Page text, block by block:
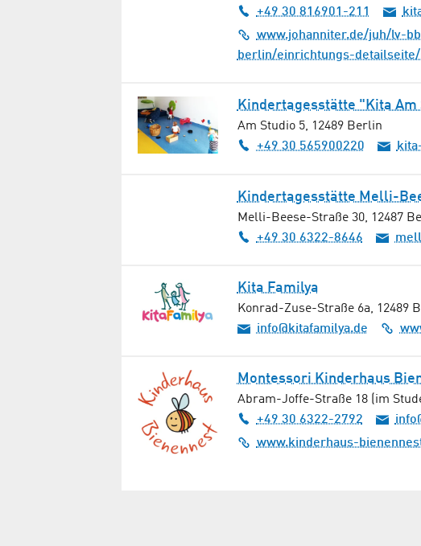
+49 30 816901-211
www.johanniter.de/juh/lv-
berlin/einrichtungs-
Kindertagesstätte "Kita Am
Am Studio 5, 12489 Berlin
+49 30 565900220
Kindertagesstätte Melli-
Melli-Beese-Straße 30, 12487
+49 30 6322-8646
Kita Familya
Konrad-Zuse-Straße 6a, 12489
info@kitafamilya.de
Montessori Kinderhaus
Abram-Joffe-Straße 18 (im
+49 30 6322-2792
www.kinderhaus-